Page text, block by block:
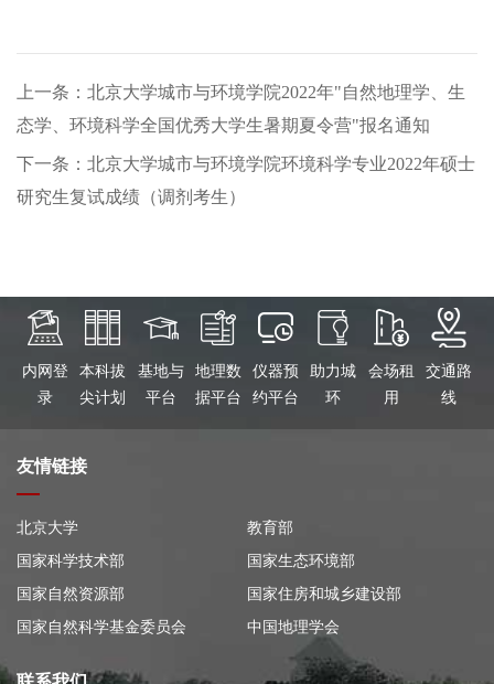
上一条：北京大学城市与环境学院2022年"自然地理学、生
态学、环境科学全国优秀大学生暑期夏令营"报名通知
下一条：北京大学城市与环境学院环境科学专业2022年硕士
研究生复试成绩（调剂考生）
内网登
录
本科拔
尖计划
基地与
平台
地理数
据平台
仪器预
约平台
助力城
环
会场租
用
交通路
线
友情链接
北京大学
教育部
国家科学技术部
国家生态环境部
国家自然资源部
国家住房和城乡建设部
国家自然科学基金委员会
中国地理学会